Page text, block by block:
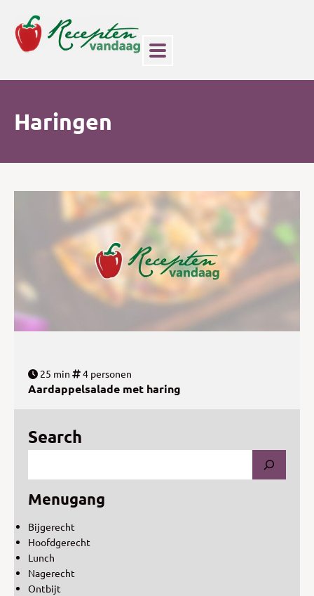
Haringen
25 min 4 personen
Aardappelsalade met haring
Search
Menugang
Bijgerecht
Hoofdgerecht
Lunch
Nagerecht
Ontbijt